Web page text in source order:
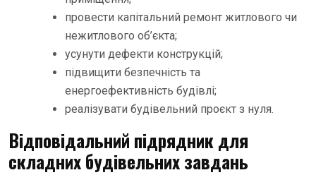
провести капітальний ремонт житлового чи
нежитлового об’єкта;
усунути дефекти конструкцій;
підвищити безпечність та
енергоефективність будівлі;
реалізувати будівельний проєкт з нуля.
Відповідальний підрядник для
складних будівельних завдань